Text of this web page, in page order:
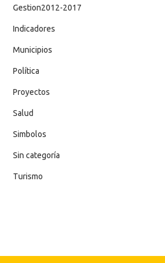
Gestion2012-2017
Indicadores
Municipios
Política
Proyectos
Salud
Simbolos
Sin categoría
Turismo